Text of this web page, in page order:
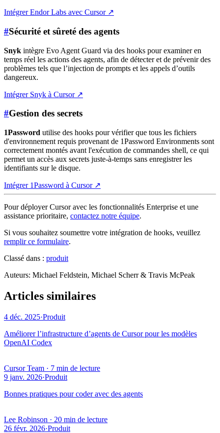
Intégrer Endor Labs avec Cursor ↗
#Sécurité et sûreté des agents
Snyk intègre Evo Agent Guard via des hooks pour examiner en
temps réel les actions des agents, afin de détecter et de prévenir des
problèmes tels que l’injection de prompts et les appels d’outils
dangereux.
Intégrer Snyk à Cursor ↗
#Gestion des secrets
1Password utilise des hooks pour vérifier que tous les fichiers
d'environnement requis provenant de 1Password Environments sont
correctement montés avant l'exécution de commandes shell, ce qui
permet un accès aux secrets juste-à-temps sans enregistrer les
identifiants sur le disque.
Intégrer 1Password à Cursor ↗
Pour déployer Cursor avec les fonctionnalités Enterprise et une
assistance prioritaire, contactez notre équipe.
Si vous souhaitez soumettre votre intégration de hooks, veuillez
remplir ce formulaire.
Classé dans : produit
Auteurs: Michael Feldstein, Michael Scherr & Travis McPeak
Articles similaires
4 déc. 2025·Produit
Améliorer l’infrastructure d’agents de Cursor pour les modèles
OpenAI Codex
Cursor Team · 7 min de lecture
9 janv. 2026·Produit
Bonnes pratiques pour coder avec des agents
Lee Robinson · 20 min de lecture
26 févr. 2026·Produit